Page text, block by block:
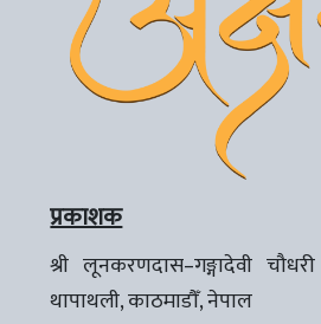
प्रकाशक
श्री लूनकरणदास–गङ्गादेवी
थापाथली, काठमाडौँ, नेपाल